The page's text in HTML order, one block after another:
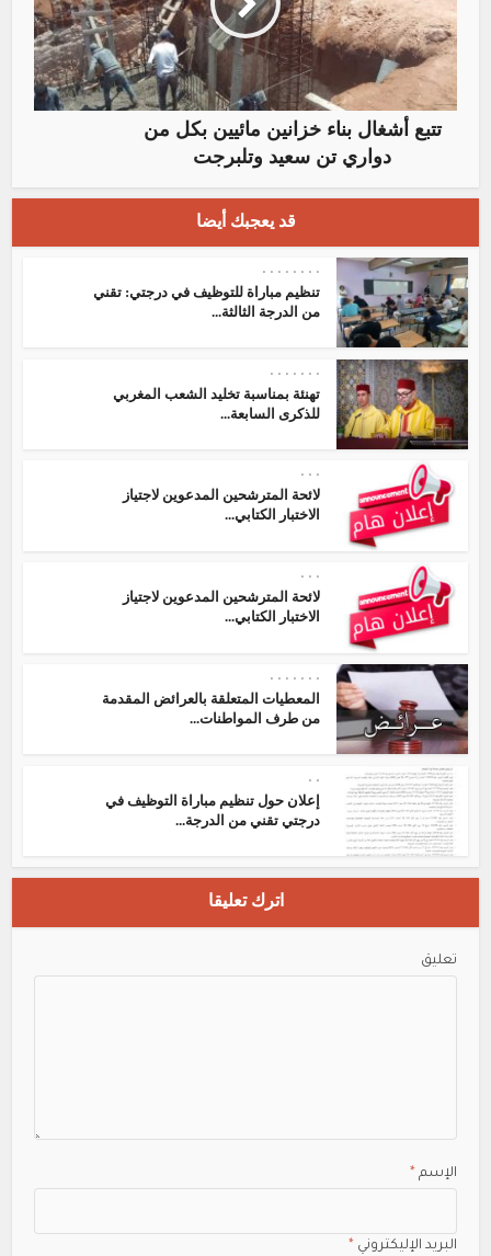
تتبع أشغال بناء خزانين مائيين بكل من
دواري تن سعيد وتلبرجت
قد يعجبك أيضا
•
•
•
•
•
•
•
•
تنظيم مباراة للتوظيف في درجتي: تقني
من الدرجة الثالثة...
•
•
•
•
•
•
•
تهنئة بمناسبة تخليد الشعب المغربي
للذكرى السابعة...
•
•
•
لائحة المترشحين المدعوين لاجتياز
الاختبار الكتابي...
•
•
•
لائحة المترشحين المدعوين لاجتياز
الاختبار الكتابي...
•
•
•
•
•
•
•
المعطيات المتعلقة بالعرائض المقدمة
من طرف المواطنات...
•
•
إعلان حول تنظيم مباراة التوظيف في
درجتي تقني من الدرجة...
اترك تعليقا
تعليق
الإسم *
البريد الإليكتروني *